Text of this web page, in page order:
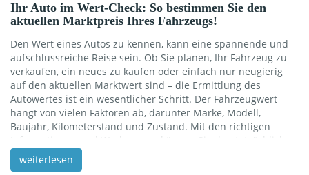
Ihr Auto im Wert-Check: So bestimmen Sie den
aktuellen Marktpreis Ihres Fahrzeugs!
Den Wert eines Autos zu kennen, kann eine spannende und
aufschlussreiche Reise sein. Ob Sie planen, Ihr Fahrzeug zu
verkaufen, ein neues zu kaufen oder einfach nur neugierig
auf den aktuellen Marktwert sind – die Ermittlung des
Autowertes ist ein wesentlicher Schritt. Der Fahrzeugwert
hängt von vielen Faktoren ab, darunter Marke, Modell,
Baujahr, Kilometerstand und Zustand. Mit den richtigen
Informationen und Werkzeugen können Sie den tatsächlichen
Wert Ihres Autos genau bestimmen und so fundierte
Entscheidungen treffen. In diesem Artikel zeigen wir Ihnen
weiterlesen